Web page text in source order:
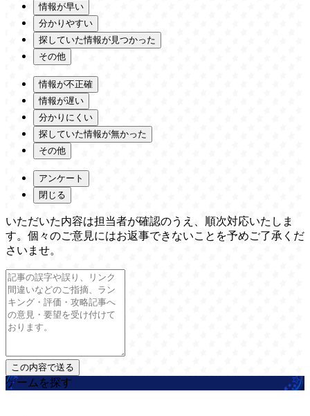
情報が早い
分かりやすい
探していた情報が見つかった
その他
情報が不正確
情報が遅い
分かりにくい
探していた情報が無かった
その他
アンケート
閉じる
いただいた内容は担当者が確認のうえ、順次対応いたしま
す。個々のご意見にはお返事できないことを予めご了承くだ
さいませ。
ゲームを探す